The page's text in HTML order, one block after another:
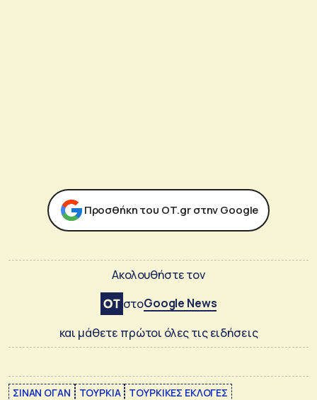
Προσθήκη του ΟΤ.gr στην Google
Ακολουθήστε τον
στοGoogle News
και μάθετε πρώτοι όλες τις ειδήσεις
ΣΙΝΑΝ ΟΓΑΝ ΤΟΥΡΚΙΑ ΤΟΥΡΚΙΚΕΣ ΕΚΛΟΓΕΣ